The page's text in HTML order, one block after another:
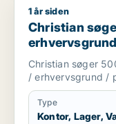
Christian søger
1 år siden
Christian
salg i
Frederiksberg
Christian søger
/ erhvervsgrund /
Type
Kontor, Lager,